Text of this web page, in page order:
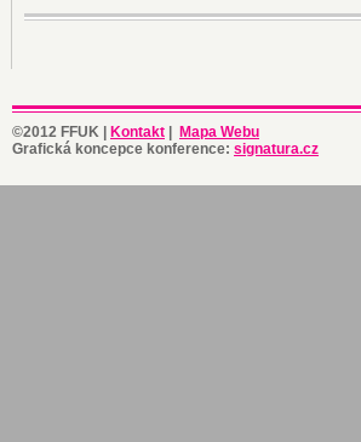
©2012 FFUK | Kontakt | Mapa Webu
Grafická koncepce konference: signatura.cz